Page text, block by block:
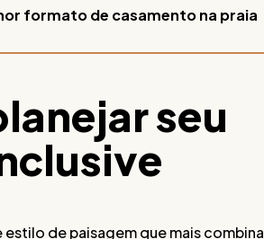
formato de casamento na praia
seu
de paisagem que mais combina